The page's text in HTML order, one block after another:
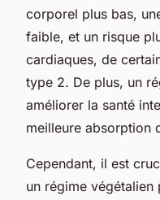
corporel plus bas,
faible, et un risque
cardiaques, de
type 2. De plus, un
améliorer la santé
meilleure absorption
Cependant, il est
un régime